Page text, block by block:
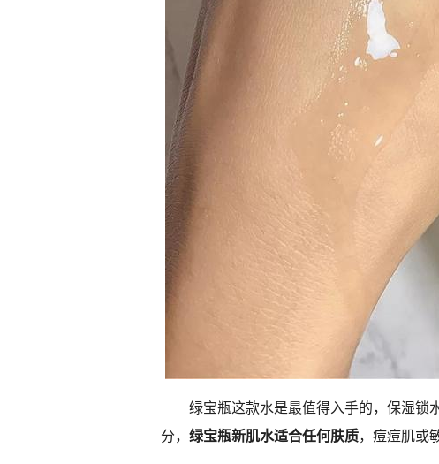
绿宝瓶这款水是最值得入手的，保湿锁
分， 绿宝瓶新肌水适合任何肤质，痘痘肌或